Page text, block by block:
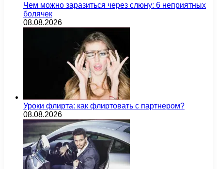
Чем можно заразиться через слюну: 6 неприятных
болячек
08.08.2026
Уроки флирта: как флиртовать с партнером?
08.08.2026